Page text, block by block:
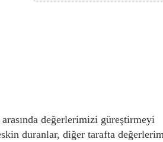
değerlerimizi güreştirmeyi
duranlar, diğer tarafta